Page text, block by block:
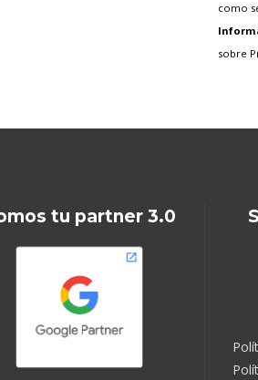
como
sobre
tu partner 3.0